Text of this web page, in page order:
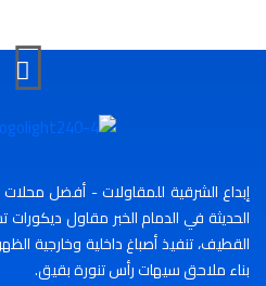
إبداع الشرقية للمقاولات - أفضل محلات
الحديثة في الدمام الخبر مقاول
القطيف، تنفيذ أصباغ داخلية وخارجية
بناء ملاحق سيهات رأس تنورة بقيق.